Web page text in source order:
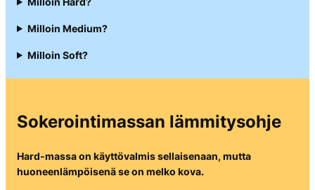
Milloin Medium?
Milloin Soft?
Sokerointimassan lämmitysohje
Hard-massa on käyttövalmis sellaisenaan, mutta
huoneenlämpöisenä se on melko kova.